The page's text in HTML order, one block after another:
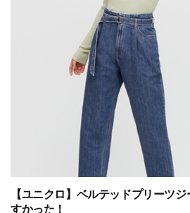
【ユニクロ】ベルテッドプリーツ
すかった！